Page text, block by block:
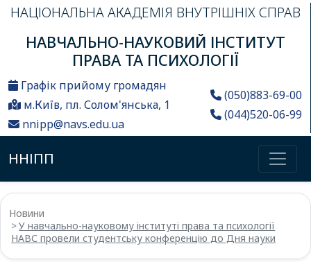
НАЦІОНАЛЬНА АКАДЕМІЯ ВНУТРІШНІХ СПРАВ
НАВЧАЛЬНО-НАУКОВИЙ ІНСТИТУТ
ПРАВА ТА ПСИХОЛОГІЇ
Графік прийому громадян
м.Київ, пл. Солом'янська, 1
nnipp@navs.edu.ua
(050)883-69-00
(044)520-06-99
ННІПП
Новини
У навчально-науковому інституті права та психології
НАВС провели студентську конференцію до Дня науки